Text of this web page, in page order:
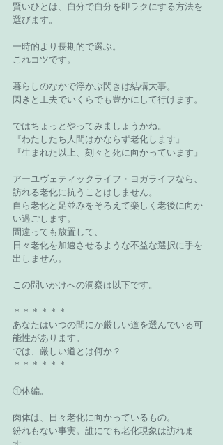
賢いひとは、自分で自分を即ラクにする方法を
選びます。
一時的より長期的で選ぶ。
これコツです。
暮らしのなかで浮かぶ閃きは結構大事。
閃きと工夫でいくらでも豊かにして行けます。
ではちょっとやってみましょうかね。
『わたしたち人間はかならず老化します』
『生まれた以上、刻々と死に向かっています』
アーユヴェティックライフ・ヨガライフなら、
訪れる老化に抗うことはしません。
自ら老化と足並みをそろえて楽しく老後に向か
い過ごします。
間違っても放置して、
日々老化を加速させるような不益な選択に手を
出しません。
この問いかけへの洞察は以下です。
＊＊＊＊＊＊
あなたはいつの間にか厳しい道を選んでいる可
能性があります。
では、厳しい道とは何か？
＊＊＊＊＊＊
①体編。
肉体は、日々老化に向かっているもの。
紛れもない事実。誰にでも老化現象は訪れま